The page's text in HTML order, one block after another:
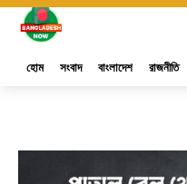
হোম সংবাদ বাংলাদেশ রাজনীতি